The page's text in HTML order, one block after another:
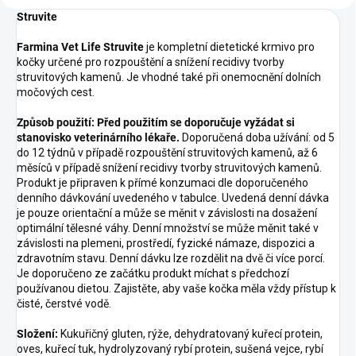
Struvite
Farmina Vet Life Struviteje kompletní dietetické krmivo pro
kočky určené pro rozpouštění a snížení recidivy tvorby
struvitových kamenů. Je vhodné také při onemocnění dolních
močových cest.
Způsob použití: Před použitím se doporučuje vyžádat si
stanovisko veterinárního lékaře. Doporučená doba užívání: od 5
do 12 týdnů v případě rozpouštění struvitových kamenů, až 6
měsíců v případě snížení recidivy tvorby struvitových kamenů.
Produkt je připraven k přímé konzumaci dle doporučeného
denního dávkování uvedeného v tabulce. Uvedená denní dávka
je pouze orientační a může se měnit v závislosti na dosažení
optimální tělesné váhy. Denní množství se může měnit také v
závislosti na plemeni, prostředí, fyzické námaze, dispozici a
zdravotním stavu. Denní dávku lze rozdělit na dvě či více porcí.
Je doporučeno ze začátku produkt míchat s předchozí
používanou dietou. Zajistěte, aby vaše kočka měla vždy přístup k
čisté, čerstvé vodě.
Složení: Kukuřičný gluten, rýže, dehydratovaný kuřecí protein,
oves, kuřecí tuk, hydrolyzovaný rybí protein, sušená vejce, rybí